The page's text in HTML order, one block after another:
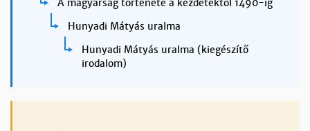
A magyarság története a kezdetektől 1490-ig
Hunyadi Mátyás uralma
Hunyadi Mátyás uralma (kiegészítő
irodalom)